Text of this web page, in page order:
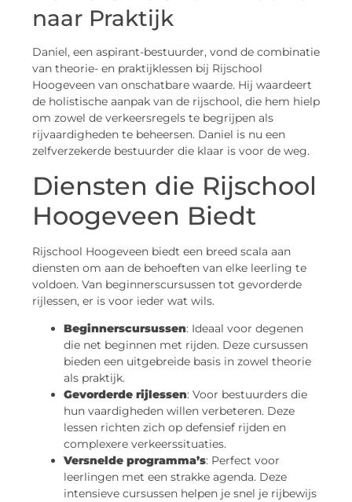
naar Praktijk
Daniel, een aspirant-bestuurder, vond de combinatie
van theorie- en praktijklessen bij Rijschool
Hoogeveen van onschatbare waarde. Hij waardeert
de holistische aanpak van de rijschool, die hem hielp
om zowel de verkeersregels te begrijpen als
rijvaardigheden te beheersen. Daniel is nu een
zelfverzekerde bestuurder die klaar is voor de weg.
Diensten die Rijschool
Hoogeveen Biedt
Rijschool Hoogeveen biedt een breed scala aan
diensten om aan de behoeften van elke leerling te
voldoen. Van beginnerscursussen tot gevorderde
rijlessen, er is voor ieder wat wils.
Beginnerscursussen: Ideaal voor degenen
die net beginnen met rijden. Deze cursussen
bieden een uitgebreide basis in zowel theorie
als praktijk.
Gevorderde rijlessen: Voor bestuurders die
hun vaardigheden willen verbeteren. Deze
lessen richten zich op defensief rijden en
complexere verkeerssituaties.
Versnelde programma’s: Perfect voor
leerlingen met een strakke agenda. Deze
intensieve cursussen helpen je snel je rijbewijs